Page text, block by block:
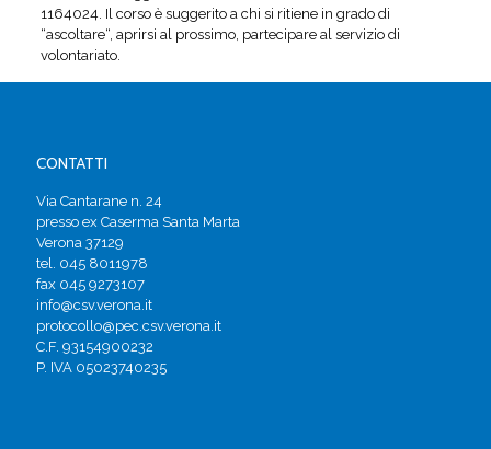
1164024. Il corso è suggerito a chi si ritiene in grado di
“ascoltare“, aprirsi al prossimo, partecipare al servizio di
volontariato.
CONTATTI
Via Cantarane n. 24
presso ex Caserma Santa Marta
Verona 37129
tel. 045 8011978
fax 045 9273107
info@csv.verona.it
protocollo@pec.csv.verona.it
C.F. 93154900232
P. IVA 05023740235